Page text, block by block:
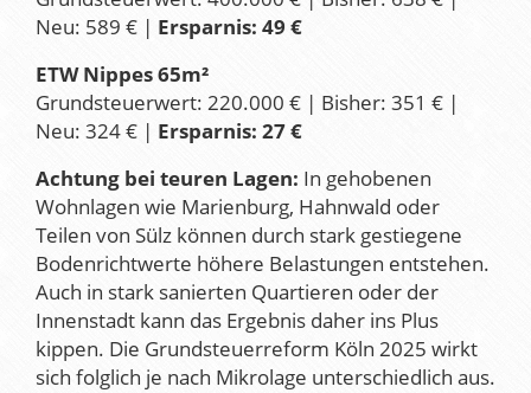
Neu: 589 € | Ersparnis: 49 €
ETW Nippes 65m²
Grundsteuerwert: 220.000 € | Bisher: 351 € |
Neu: 324 € | Ersparnis: 27 €
Achtung bei teuren Lagen: In gehobenen
Wohnlagen wie Marienburg, Hahnwald oder
Teilen von Sülz können durch stark gestiegene
Bodenrichtwerte höhere Belastungen entstehen.
Auch in stark sanierten Quartieren oder der
Innenstadt kann das Ergebnis daher ins Plus
kippen. Die Grundsteuerreform Köln 2025 wirkt
sich folglich je nach Mikrolage unterschiedlich aus.